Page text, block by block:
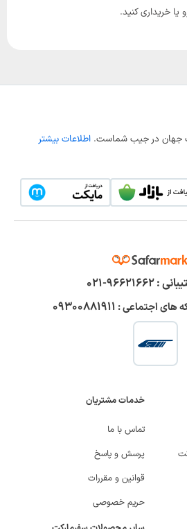
خریداری کنید.
جهان در جیب شماست. اطلاعات بیشتر
:۹۶۶۲۱۶۶۲-۰۲۱
های اجتماعی : ۰۹۳۰۰۸۸۱۹۱۱
خدمات مشتریان
تماس با ما
پرسش و پاسخ
قوانین و مقررات
حریم خصوصی